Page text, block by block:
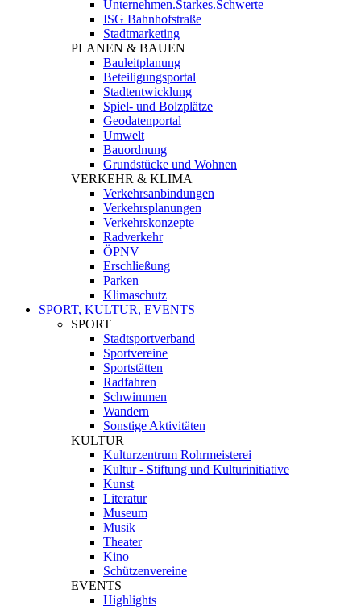
Unternehmen.Starkes.Schwerte
ISG Bahnhofstraße
Stadtmarketing
PLANEN & BAUEN
Bauleitplanung
Beteiligungsportal
Stadtentwicklung
Spiel- und Bolzplätze
Geodatenportal
Umwelt
Bauordnung
Grundstücke und Wohnen
VERKEHR & KLIMA
Verkehrsanbindungen
Verkehrsplanungen
Verkehrskonzepte
Radverkehr
ÖPNV
Erschließung
Parken
Klimaschutz
SPORT, KULTUR, EVENTS
SPORT
Stadtsportverband
Sportvereine
Sportstätten
Radfahren
Schwimmen
Wandern
Sonstige Aktivitäten
KULTUR
Kulturzentrum Rohrmeisterei
Kultur - Stiftung und Kulturinitiative
Kunst
Literatur
Museum
Musik
Theater
Kino
Schützenvereine
EVENTS
Highlights